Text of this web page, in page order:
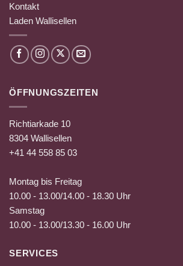
Kontakt
Laden Wallisellen
ÖFFNUNGSZEITEN
Richtiarkade 10
8304 Wallisellen
+41 44 558 85 03
Montag bis Freitag
10.00 - 13.00/14.00 - 18.30 Uhr
Samstag
10.00 - 13.00/13.30 - 16.00 Uhr
SERVICES